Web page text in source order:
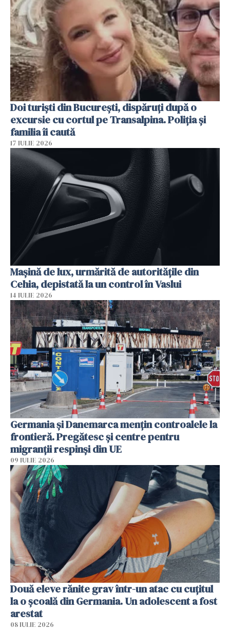
Doi turiști din București, dispăruți după o
excursie cu cortul pe Transalpina. Poliția și
familia îi caută
17 IULIE 2026
Mașină de lux, urmărită de autoritățile din
Cehia, depistată la un control în Vaslui
14 IULIE 2026
Germania și Danemarca mențin controalele la
frontieră. Pregătesc și centre pentru
migranții respinși din UE
09 IULIE 2026
Două eleve rănite grav într-un atac cu cuțitul
la o școală din Germania. Un adolescent a fost
arestat
08 IULIE 2026